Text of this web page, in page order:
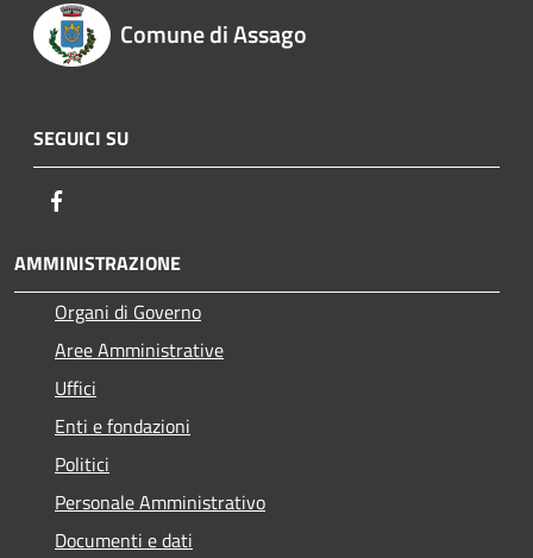
Comune di Assago
SEGUICI SU
AMMINISTRAZIONE
Organi di Governo
Aree Amministrative
Uffici
Enti e fondazioni
Politici
Personale Amministrativo
Documenti e dati